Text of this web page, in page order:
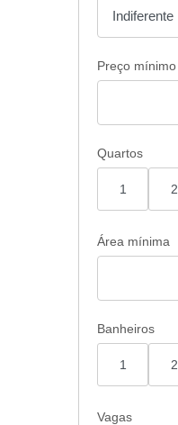
Preço mínimo
Quartos
1 2
Área mínima
Banheiros
1 2
Vagas